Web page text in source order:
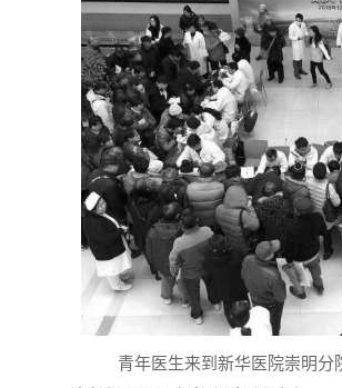
青年医生来到新华医院崇明